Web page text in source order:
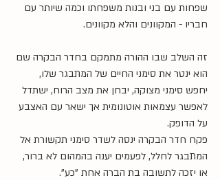
שפחות עם בני ובנות משפחתו וכמה שיותר עם
חבריו - המקוונים והלא מקוונים.
זה השלב שבו ההורה מתמקם בחדר הבקרה שם
הוא ינטר את סימני החיים של המתבגר שלו,
יחפש סימני מצוקה, יבחן את מצב הרוח, ישתדל
לאפשר עצמאות אוטונומית אך ישאר עם האצבע
על הדופק.
פקח חדר הבקרה ינסה לשדר סימני תקשורת אל
המתבגר לחלל, לפעמים יענה בהמהום לא ברור,
או יזכה לתשובה בת הברה אחת "כע".